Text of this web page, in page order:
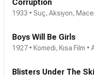
Corruption
1933 • Suç, Aksiyon,
Boys Will Be Girls
1927 • Komedi, Kısa Film •
Blisters Under The